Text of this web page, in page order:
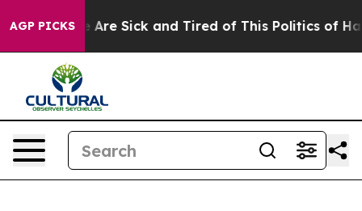
AGP PICKSAre Sick and Tired of This Politics of Hatred”